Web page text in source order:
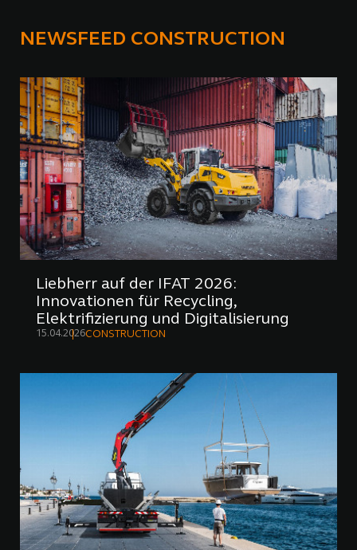
NEWSFEED CONSTRUCTION
Liebherr auf der IFAT 2026:
Innovationen für Recycling,
Elektrifizierung und Digitalisierung
15.04.2026CONSTRUCTION